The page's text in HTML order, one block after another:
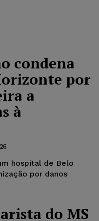
condena
por
a
à
hospital de Belo
por danos
do MS